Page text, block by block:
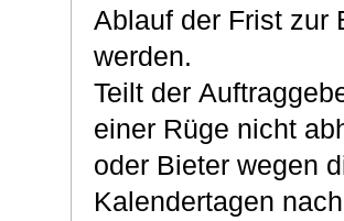
Ablauf der Frist zur
werden.
Teilt der
einer Rüge nicht
oder Bieter wegen
Kalendertagen